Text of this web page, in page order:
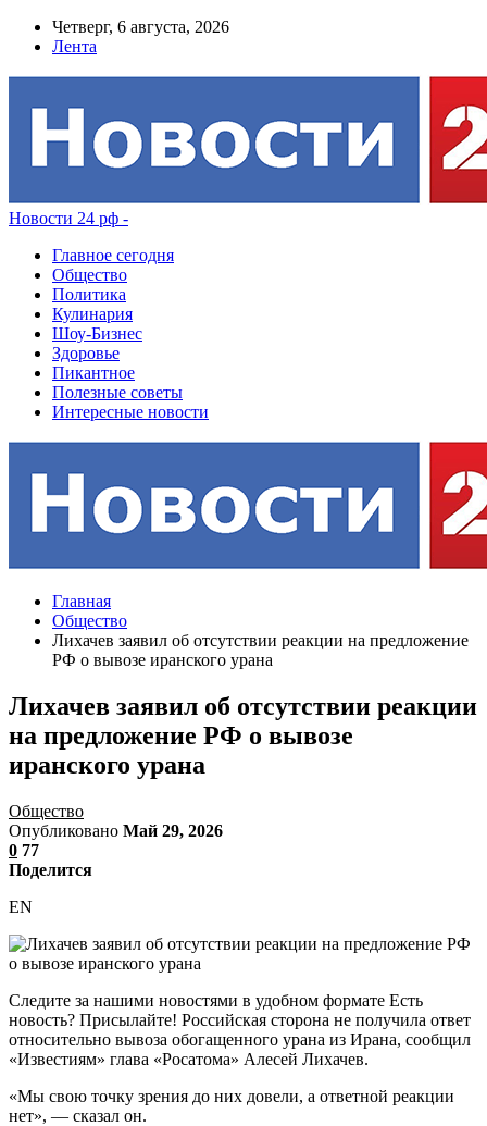
Четверг, 6 августа, 2026
Лента
Новости 24 рф -
Главное сегодня
Общество
Политика
Кулинария
Шоу-Бизнес
Здоровье
Пикантное
Полезные советы
Интересные новости
Главная
Общество
Лихачев заявил об отсутствии реакции на предложение
РФ о вывозе иранского урана
Лихачев заявил об отсутствии реакции
на предложение РФ о вывозе
иранского урана
Общество
Опубликовано Май 29, 2026
0 77
Поделится
EN
Следите за нашими новостями в удобном формате Есть
новость? Присылайте! Российская сторона не получила ответ
относительно вывоза обогащенного урана из Ирана, сообщил
«Известиям» глава «Росатома» Алесей Лихачев.
«Мы свою точку зрения до них довели, а ответной реакции
нет», — сказал он.